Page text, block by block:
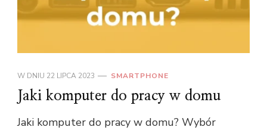
W DNIU 22 LIPCA 2023 SMARTPHONE
Jaki komputer do pracy w domu
Jaki komputer do pracy w domu? Wybór